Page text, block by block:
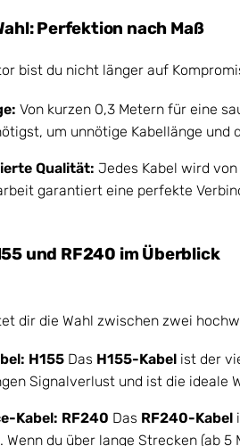
Perfektion nach Maß
bist du nicht länger auf
Von kurzen 0,3 Metern für eine
um unnötige Kabellänge
Qualität: Jedes Kabel wird von
garantiert eine perfekte
und RF240 im Überblick
dir die Wahl zwischen zwei
H155 Das H155-Kabel ist der
Signalverlust und ist die ideale
Kabel: RF240 Das RF240-Kabel
du über lange Strecken (ab